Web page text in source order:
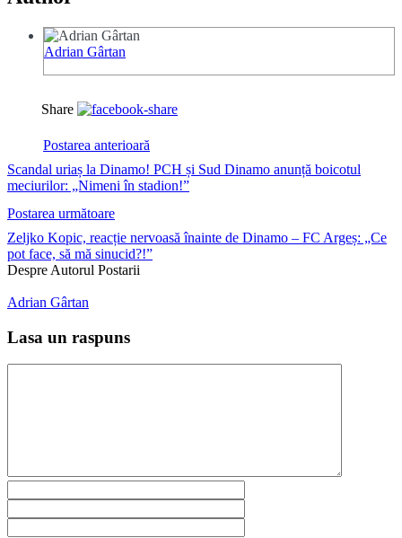
Adrian Gârtan
Share
Postarea anterioară
Scandal uriaș la Dinamo! PCH și Sud Dinamo anunță boicotul
meciurilor: „Nimeni în stadion!”
Postarea următoare
Zeljko Kopic, reacție nervoasă înainte de Dinamo – FC Argeș: „Ce
pot face, să mă sinucid?!”
Despre Autorul Postarii
Adrian Gârtan
Lasa un raspuns